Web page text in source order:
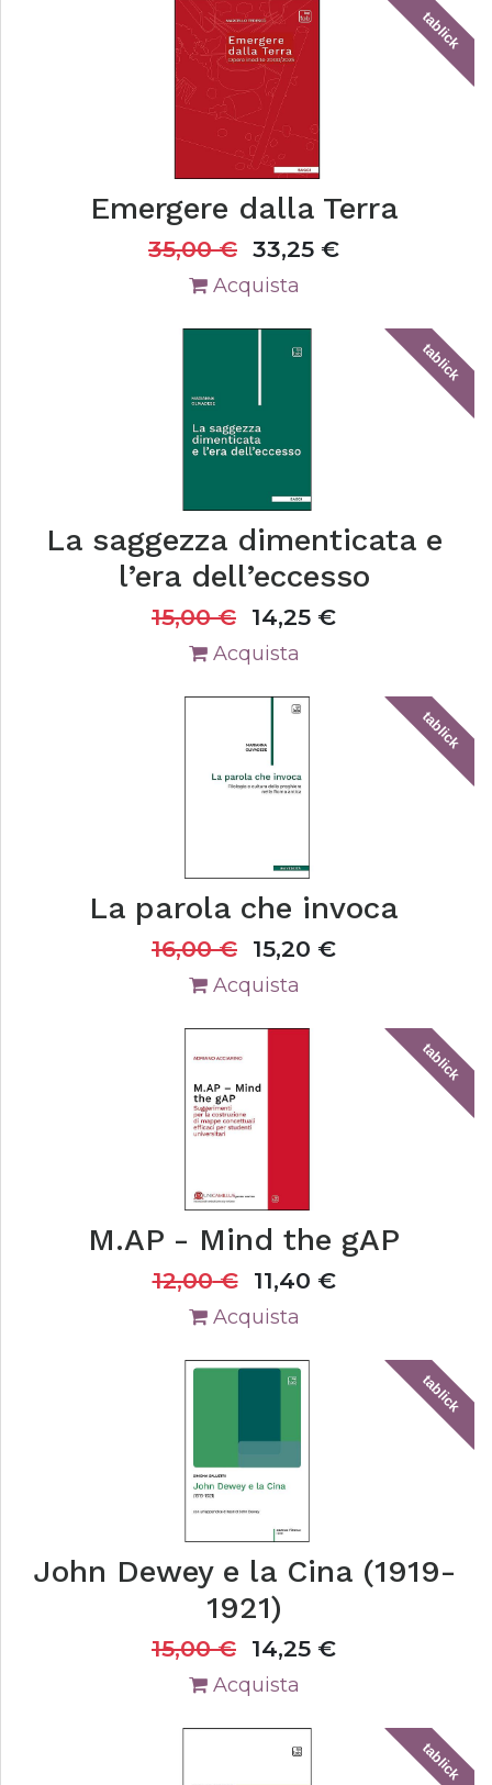
tablick
Emergere dalla Terra
35,00€ 33,25 €
Acquista
tablick
La saggezza dimenticata e
l’era dell’eccesso
15,00€ 14,25 €
Acquista
tablick
La parola che invoca
16,00€ 15,20 €
Acquista
tablick
M.AP - Mind the gAP
12,00€ 11,40 €
Acquista
tablick
John Dewey e la Cina (1919-
1921)
15,00€ 14,25 €
Acquista
tablick